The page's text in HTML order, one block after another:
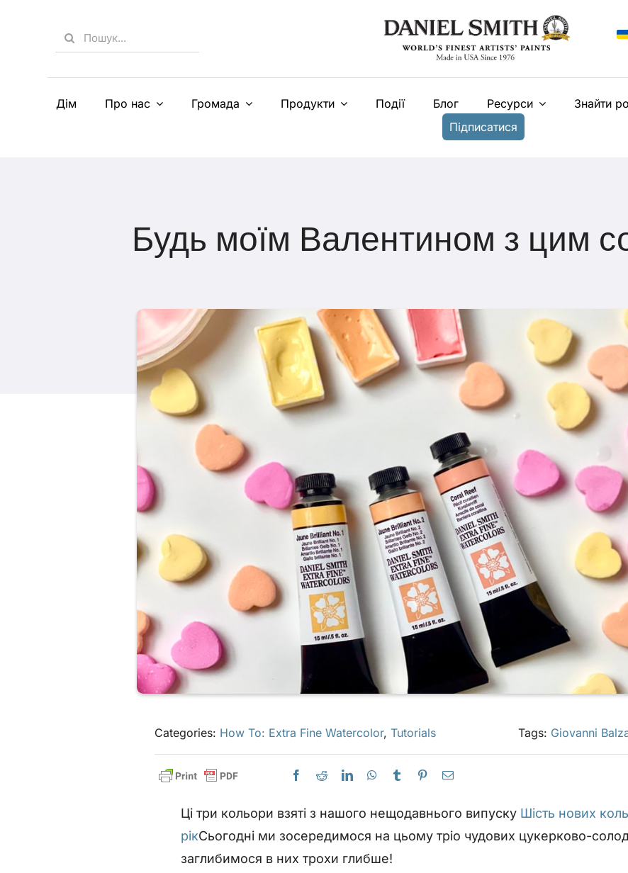
Search
for:
Дім Про нас Громада Продукти Події Блог Ресурси Знайти
Підписатися
Будь моїм Валентином з цим
Categories: How To: Extra Fine Watercolor,Tutorials Tags: Giovanni
Ці три кольори взяті з нашого нещодавнього випуску Шість нових
рікСьогодні ми зосередимося на цьому тріо чудових цукерково-
заглибимося в них трохи глибше!